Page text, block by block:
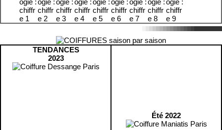
TENDANCES
2023
Été 2022